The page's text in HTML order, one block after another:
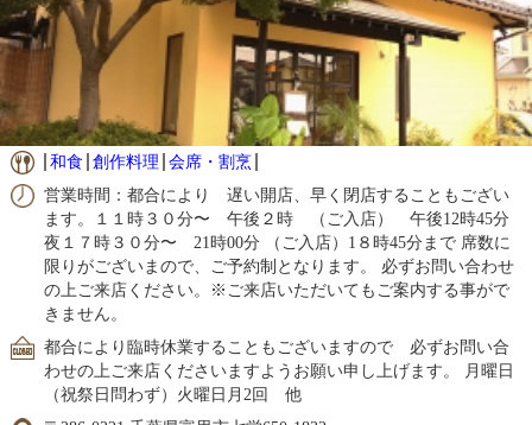
和食 創作料理 会席・割烹
営業時間：都合により 遅い開店、早く閉店することもござい
ます。１１時３０分〜 午後２時 （ご入店） 午後12時45分
夜１７時３０分〜 21時00分 （ご入店）1８時45分まで 席数に
限りがございまので、ご予約制となります。 必ずお問い合わせ
の上ご来店ください。※ご来店いただいてもご案内する事がで
きません。
都合により臨時休業することもございますので 必ずお問い合
わせの上ご来店くださいますようお願い申し上げます。 月曜日
（祝祭日問わず）火曜日月2回 他